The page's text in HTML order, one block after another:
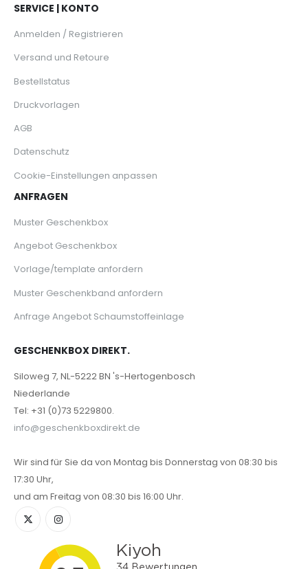
SERVICE | KONTO
Anmelden / Registrieren
Versand und Retoure
Bestellstatus
Druckvorlagen
AGB
Datenschutz
Cookie-Einstellungen anpassen
ANFRAGEN
Muster Geschenkbox
Angebot Geschenkbox
Vorlage/template anfordern
Muster Geschenkband anfordern
Anfrage Angebot Schaumstoffeinlage
GESCHENKBOX DIREKT.
Siloweg 7, NL-5222 BN 's-Hertogenbosch
Niederlande
Tel: +31 (0)73 5229800.
info@geschenkboxdirekt.de
Wir sind für Sie da von Montag bis Donnerstag von 08:30 bis
17:30 Uhr,
und am Freitag von 08:30 bis 16:00 Uhr.